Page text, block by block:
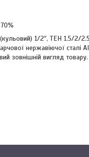
1/2″, ТЕН 1.5/2/
нержавіючої сталі
зовнішній вигляд товару.